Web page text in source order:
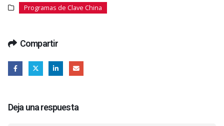
Programas de Clave China
Compartir
Deja una respuesta